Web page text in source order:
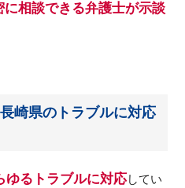
に相談できる弁護士が示談
崎県のトラブルに対応
ゆるトラブルに対応してい